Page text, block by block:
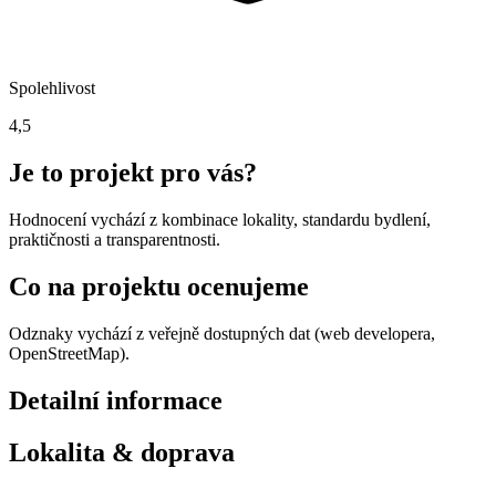
Spolehlivost
4,5
Je to projekt pro vás?
Hodnocení vychází z kombinace lokality, standardu bydlení,
praktičnosti a transparentnosti.
Co na projektu ocenujeme
Odznaky vychází z veřejně dostupných dat (web developera,
OpenStreetMap).
Detailní informace
Lokalita & doprava